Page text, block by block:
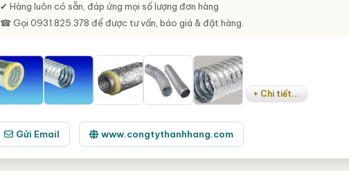
✔ Hàng luôn có sẵn, đáp ứng mọi số lượng đơn hàng
☎ Gọi 0931.825.378 để được tư vấn, báo giá & đặt hàng.
+ Chi tiết...
Gửi Email www.congtythanhhang.com